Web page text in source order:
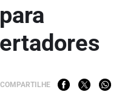
COMPARTILHE